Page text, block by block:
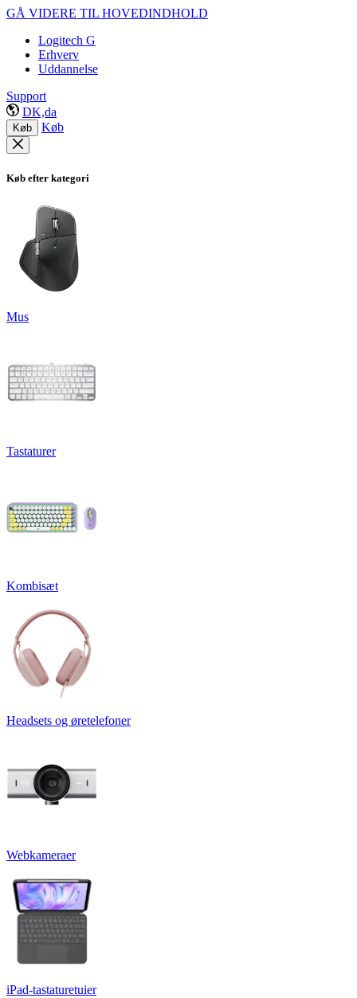
GÅ VIDERE TIL HOVEDINDHOLD
Logitech G
Erhverv
Uddannelse
Support
DK,da
Køb Køb
Køb efter kategori
Mus
Tastaturer
Kombisæt
Headsets og øretelefoner
Webkameraer
iPad-tastaturetuier